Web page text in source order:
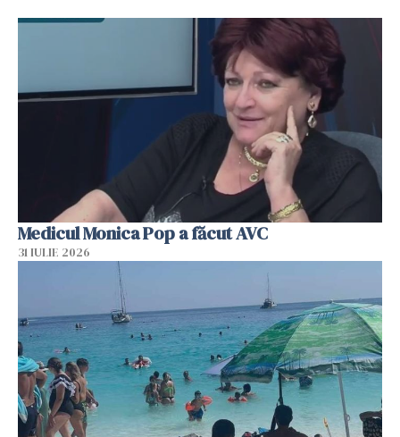
Medicul Monica Pop a făcut AVC
31 IULIE 2026